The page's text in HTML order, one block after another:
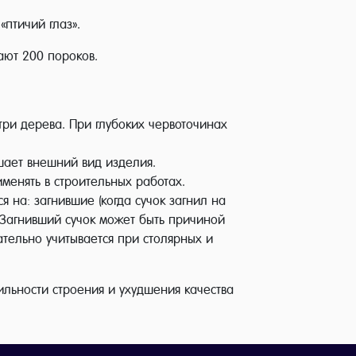
глаз».
200 пороков.
дерева. При глубоких червоточинах
внешний вид изделия.
в строительных работах.
загнившие (когда сучок загнил на
сучок может быть причиной
учитывается при столярных и
строения и ухудшения качества